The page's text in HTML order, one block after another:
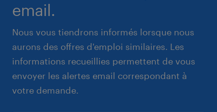
email.
Nous vous tiendrons informés lorsque nous
aurons des offres d'emploi similaires. Les
informations recueillies permettent de vous
envoyer les alertes email correspondant à
votre demande.